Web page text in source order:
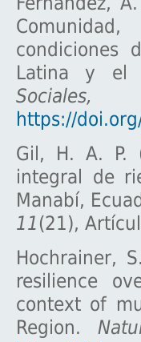
condiciones
Latina y el
https://
Gil, H. A. P.
integral de
Manabí,
11(21),
Hochrainer,
resilience
context of
Region.